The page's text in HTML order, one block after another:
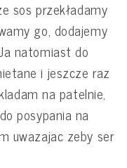
sos przekładamy
go, dodajemy
natomiast do
i jeszcze raz
na patelnie,
posypania na
uwazajac zeby ser